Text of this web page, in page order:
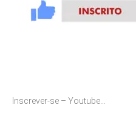
Inscrever-se – Youtube…